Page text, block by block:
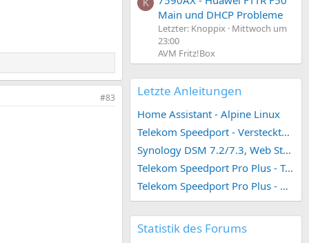
#83
K
Main und DHCP Probleme
Letzter: Knoppix
Mittwoch um
23:00
AVM Fritz!Box
Letzte Anleitungen
Home Assistant - Alpine Linux
Telekom Speedport - Versteckte Konfigurationen
Synology DSM 7.2/7.3, Web Station 4, Webdienst und Webportal erstellen (ehemals vHost)
Telekom Speedport Pro Plus - Telefonie einrichten
Telekom Speedport Pro Plus - Netzwerk einrichten
Statistik des Forums